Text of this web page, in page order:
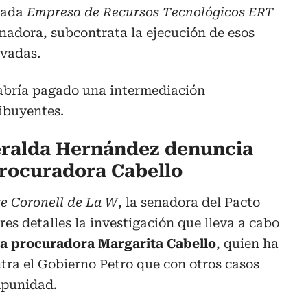
Empresa de Recursos Tecnológicos ERT
subcontrata la ejecución de esos
pagado una intermediación
Hernández denuncia
Cabello
Coronell de La W, la senadora del Pacto
detalles la investigación que lleva a cabo
procuradora Margarita Cabello, quien ha
el Gobierno Petro que con otros casos